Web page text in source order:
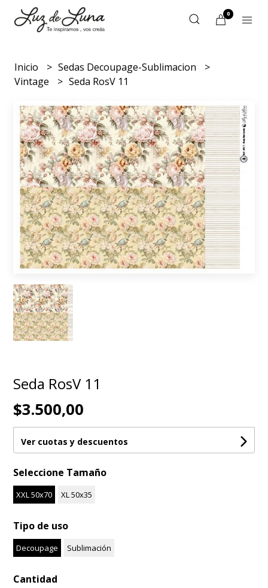
0
Inicio
Sedas Decoupage-Sublimacion
Vintage
Seda RosV 11
Seda RosV 11
$3.500,00
Ver cuotas y descuentos
Seleccione Tamaño
XXL 50x70 XL 50x35
Tipo de uso
Decoupage Sublimación
Cantidad